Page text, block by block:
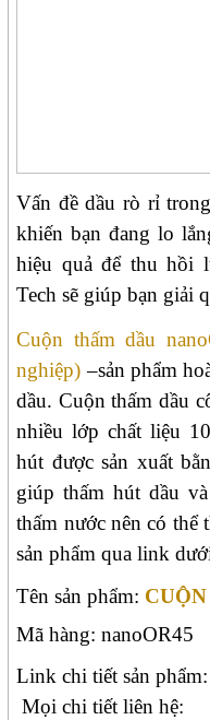
Vấn đề dầu rò rỉ
khiến bạn đang lo
hiệu quả để thu hồi
Tech sẽ giúp bạn giải
Cuộn thấm dầu
nghiệp)–sản phẩm
dầu. Cuộn thấm dầu
nhiều lớp chất liệu
hút được sản xuất
giúp thấm hút dầu
thấm nước nên có thể
sản phẩm qua link
Tên sản phẩm:
Mã hàng:nanoOR45
Link chi tiết sản
Mọi chi tiết liên hệ: